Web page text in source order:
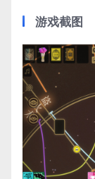
游戏截图